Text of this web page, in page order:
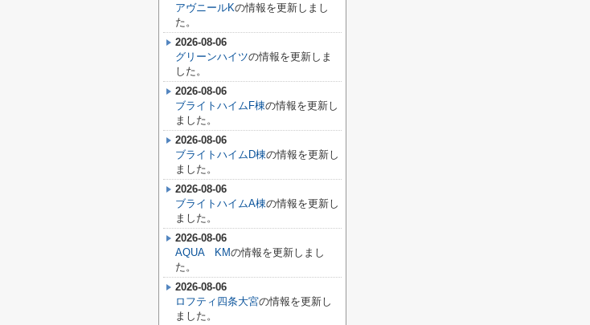
アヴニールKの情報を更新しまし
た。
2026-08-06
グリーンハイツの情報を更新しま
した。
2026-08-06
ブライトハイムF棟の情報を更新し
ました。
2026-08-06
ブライトハイムD棟の情報を更新し
ました。
2026-08-06
ブライトハイムA棟の情報を更新し
ました。
2026-08-06
AQUA KMの情報を更新しまし
た。
2026-08-06
ロフティ四条大宮の情報を更新し
ました。